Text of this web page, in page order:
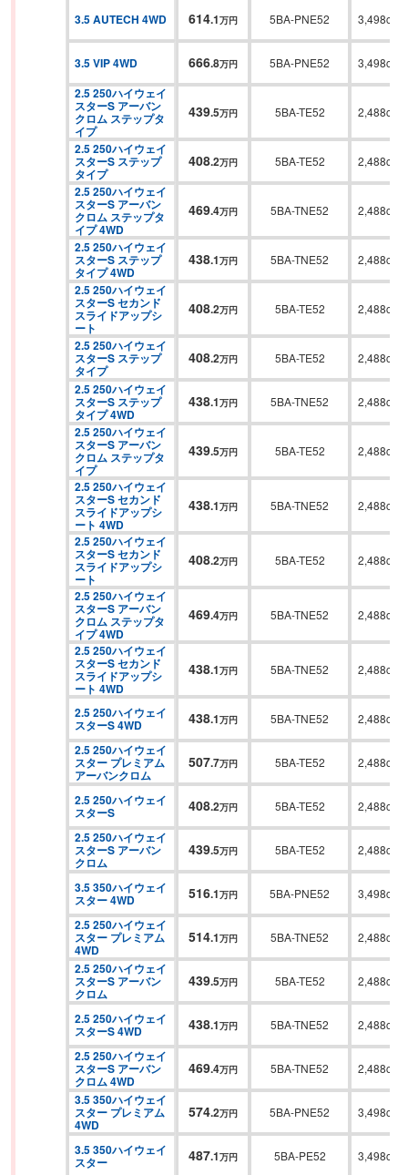
3.5 AUTECH 4WD 614.1万円 5BA-PNE52 3,498cc
3.5 VIP 4WD 666.8万円 5BA-PNE52 3,498cc
2.5 250ハイウェイ
スターS アーバン
クロム ステップタ
イプ
439.5万円 5BA-TE52 2,488cc
2.5 250ハイウェイ
スターS ステップ
タイプ
408.2万円 5BA-TE52 2,488cc
2.5 250ハイウェイ
スターS アーバン
クロム ステップタ
イプ 4WD
469.4万円 5BA-TNE52 2,488cc
2.5 250ハイウェイ
スターS ステップ
タイプ 4WD
438.1万円 5BA-TNE52 2,488cc
2.5 250ハイウェイ
スターS セカンド
スライドアップシ
ート
408.2万円 5BA-TE52 2,488cc
2.5 250ハイウェイ
スターS ステップ
タイプ
408.2万円 5BA-TE52 2,488cc
2.5 250ハイウェイ
スターS ステップ
タイプ 4WD
438.1万円 5BA-TNE52 2,488cc
2.5 250ハイウェイ
スターS アーバン
クロム ステップタ
イプ
439.5万円 5BA-TE52 2,488cc
2.5 250ハイウェイ
スターS セカンド
スライドアップシ
ート 4WD
438.1万円 5BA-TNE52 2,488cc
2.5 250ハイウェイ
スターS セカンド
スライドアップシ
ート
408.2万円 5BA-TE52 2,488cc
2.5 250ハイウェイ
スターS アーバン
クロム ステップタ
イプ 4WD
469.4万円 5BA-TNE52 2,488cc
2.5 250ハイウェイ
スターS セカンド
スライドアップシ
ート 4WD
438.1万円 5BA-TNE52 2,488cc
2.5 250ハイウェイ
スターS 4WD 438.1万円 5BA-TNE52 2,488cc
2.5 250ハイウェイ
スター プレミアム
アーバンクロム
507.7万円 5BA-TE52 2,488cc
2.5 250ハイウェイ
スターS 408.2万円 5BA-TE52 2,488cc
2.5 250ハイウェイ
スターS アーバン
クロム
439.5万円 5BA-TE52 2,488cc
3.5 350ハイウェイ
スター 4WD 516.1万円 5BA-PNE52 3,498cc
2.5 250ハイウェイ
スター プレミアム
4WD
514.1万円 5BA-TNE52 2,488cc
2.5 250ハイウェイ
スターS アーバン
クロム
439.5万円 5BA-TE52 2,488cc
2.5 250ハイウェイ
スターS 4WD 438.1万円 5BA-TNE52 2,488cc
2.5 250ハイウェイ
スターS アーバン
クロム 4WD
469.4万円 5BA-TNE52 2,488cc
3.5 350ハイウェイ
スター プレミアム
4WD
574.2万円 5BA-PNE52 3,498cc
3.5 350ハイウェイ
スター 487.1万円 5BA-PE52 3,498cc